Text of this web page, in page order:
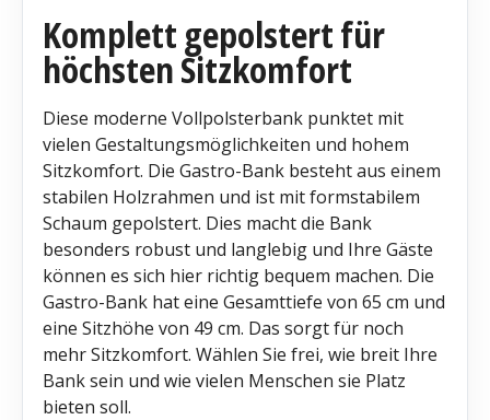
Komplett gepolstert für
höchsten Sitzkomfort
Diese moderne Vollpolsterbank punktet mit
vielen Gestaltungsmöglichkeiten und hohem
Sitzkomfort. Die Gastro-Bank besteht aus einem
stabilen Holzrahmen und ist mit formstabilem
Schaum gepolstert. Dies macht die Bank
besonders robust und langlebig und Ihre Gäste
können es sich hier richtig bequem machen. Die
Gastro-Bank hat eine Gesamttiefe von 65 cm und
eine Sitzhöhe von 49 cm. Das sorgt für noch
mehr Sitzkomfort. Wählen Sie frei, wie breit Ihre
Bank sein und wie vielen Menschen sie Platz
bieten soll.